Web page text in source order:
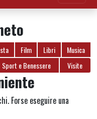
Film Libri
Musica
Sport e Benessere Visite
Forse eseguire una